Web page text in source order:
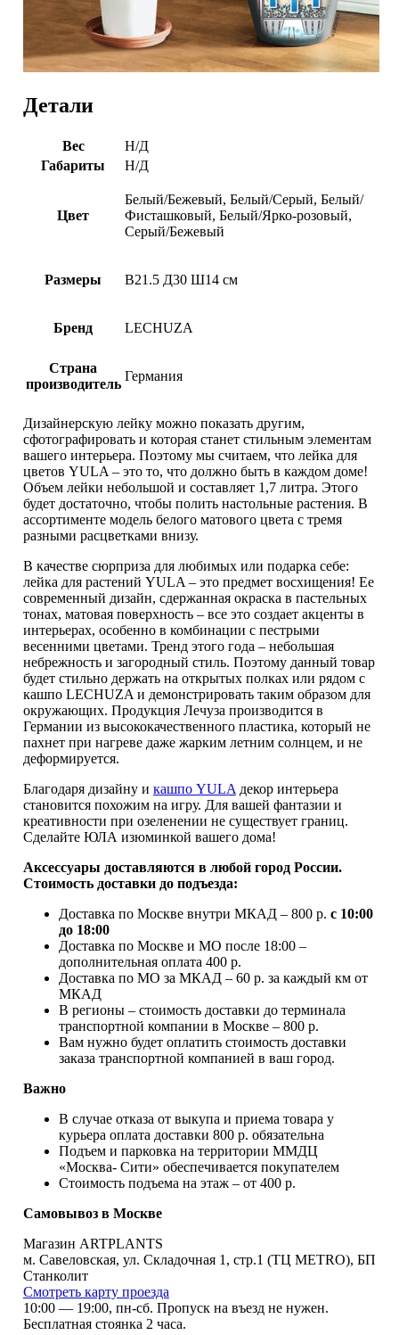
Детали
Вес
Н/Д
Габариты
Н/Д
Цвет
Белый/Бежевый, Белый/Серый, Белый/
Фисташковый, Белый/Ярко-розовый,
Серый/Бежевый
Размеры В21.5 Д30 Ш14 см
Бренд LECHUZA
Страна
производитель
Германия
Дизайнерскую лейку можно показать другим,
сфотографировать и которая станет стильным элементам
вашего интерьера. Поэтому мы считаем, что лейка для
цветов YULA – это то, что должно быть в каждом доме!
Объем лейки небольшой и составляет 1,7 литра. Этого
будет достаточно, чтобы полить настольные растения. В
ассортименте модель белого матового цвета с тремя
разными расцветками внизу.
В качестве сюрприза для любимых или подарка себе:
лейка для растений YULA – это предмет восхищения! Ее
современный дизайн, сдержанная окраска в пастельных
тонах, матовая поверхность – все это создает акценты в
интерьерах, особенно в комбинации с пестрыми
весенними цветами. Тренд этого года – небольшая
небрежность и загородный стиль. Поэтому данный товар
будет стильно держать на открытых полках или рядом с
кашпо LECHUZA и демонстрировать таким образом для
окружающих. Продукция Лечуза производится в
Германии из высококачественного пластика, который не
пахнет при нагреве даже жарким летним солнцем, и не
деформируется.
Благодаря дизайну и кашпо YULA декор интерьера
становится похожим на игру. Для вашей фантазии и
креативности при озеленении не существует границ.
Сделайте ЮЛА изюминкой вашего дома!
Аксессуары доставляются в любой город России.
Стоимость доставки до подъезда:
Доставка по Москве внутри МКАД – 800 р. с 10:00
до 18:00
Доставка по Москве и МО после 18:00 –
дополнительная оплата 400 р.
Доставка по МО за МКАД – 60 р. за каждый км от
МКАД
В регионы – стоимость доставки до терминала
транспортной компании в Москве – 800 р.
Вам нужно будет оплатить стоимость доставки
заказа транспортной компанией в ваш город.
Важно
В случае отказа от выкупа и приема товара у
курьера оплата доставки 800 р. обязательна
Подъем и парковка на территории ММДЦ
«Москва- Сити» обеспечивается покупателем
Стоимость подъема на этаж – от 400 р.
Самовывоз в Москве
Магазин ARTPLANTS
м. Савеловская, ул. Складочная 1, стр.1 (ТЦ METRO), БП
Станколит
Смотреть карту проезда
10:00 — 19:00, пн-сб. Пропуск на въезд не нужен.
Бесплатная стоянка 2 часа.